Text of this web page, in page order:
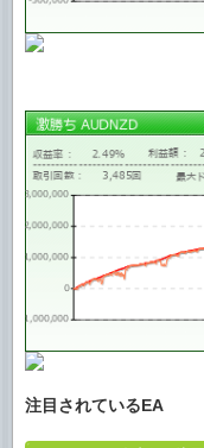
注目されているEA